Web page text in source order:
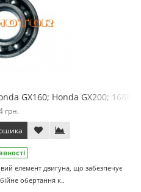
GX160; Honda GX200; 168F-
грн.
елемент двигуна, що забезпечує
обертання к..